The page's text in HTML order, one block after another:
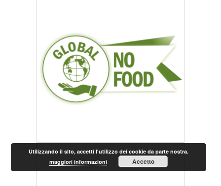
Utilizzando il sito, accetti l'utilizzo dei cookie da parte nostra.
maggiori informazioni
Accetto